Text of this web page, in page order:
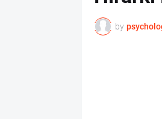
by